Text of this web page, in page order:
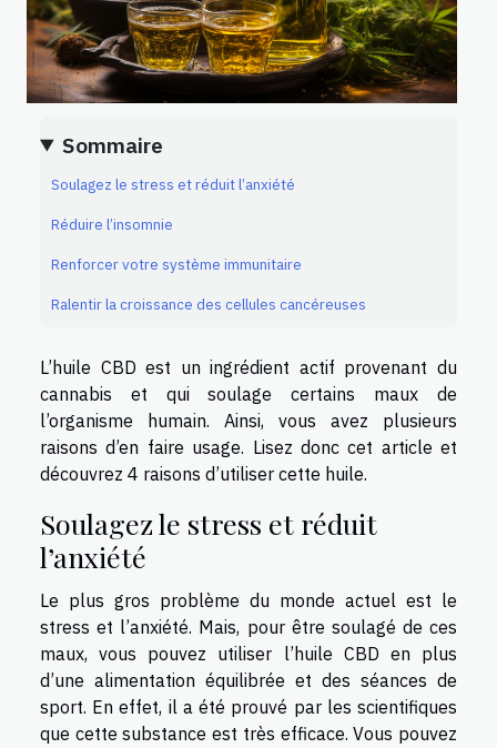
Sommaire
Soulagez le stress et réduit l’anxiété
Réduire l’insomnie
Renforcer votre système immunitaire
Ralentir la croissance des cellules cancéreuses
L’huile CBD est un ingrédient actif provenant du
cannabis et qui soulage certains maux de
l’organisme humain. Ainsi, vous avez plusieurs
raisons d’en faire usage. Lisez donc cet article et
découvrez 4 raisons d’utiliser cette huile.
Soulagez le stress et réduit
l’anxiété
Le plus gros problème du monde actuel est le
stress et l’anxiété. Mais, pour être soulagé de ces
maux, vous pouvez utiliser l’huile CBD en plus
d’une alimentation équilibrée et des séances de
sport. En effet, il a été prouvé par les scientifiques
que cette substance est très efficace. Vous pouvez